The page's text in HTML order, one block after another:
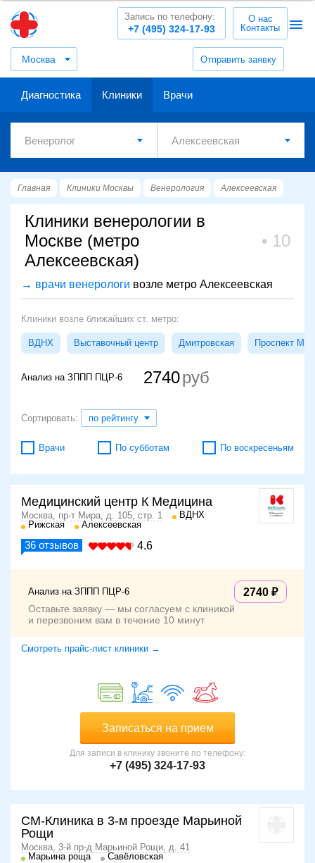
Москва Отправить заявку
+7 (495) 324-17-93
Запись по телефону:
О нас
Контакты
Диагностика Клиники Врачи
Главная Клиники Москвы Венерология Алексеевская
Клиники венерологии в
Москве (метро
Алексеевская)
10
→ врачи венерологи возле метро Алексеевская
Клиники возле ближайших ст. метро:
ВДНХ Выставочный центр Дмитровская Проспект
Анализ на ЗППП ПЦР-6 2740
Сортировать: по рейтингу
Врачи По субботам По воскресеньям
Медицинский центр К Медицина
Москва, пр-т Мира, д. 105, стр. 1
ВДНХ
Рижская
Алексеевская
36 отзывов 4.6
Анализ на ЗППП ПЦР-6 2740
Оставьте заявку — мы согласуем с клиникой
и перезвоним вам в течение 10 минут
Смотреть прайс-лист клиники →
Записаться на прием
Для записи в клинику звоните по телефону:
+7 (495) 324-17-93
СМ-Клиника в 3-м проезде Марьиной
Рощи
Москва, 3-й пр-д Марьиной Рощи, д. 41
Марьина роща
Савёловская